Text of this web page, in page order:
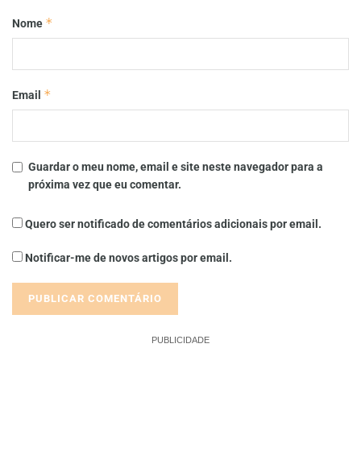
Nome *
Email *
Guardar o meu nome, email e site neste navegador para a
próxima vez que eu comentar.
Quero ser notificado de comentários adicionais por email.
Notificar-me de novos artigos por email.
PUBLICIDADE